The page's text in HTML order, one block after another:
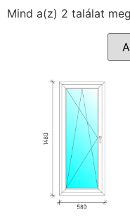
Mind a(z) 2 találat